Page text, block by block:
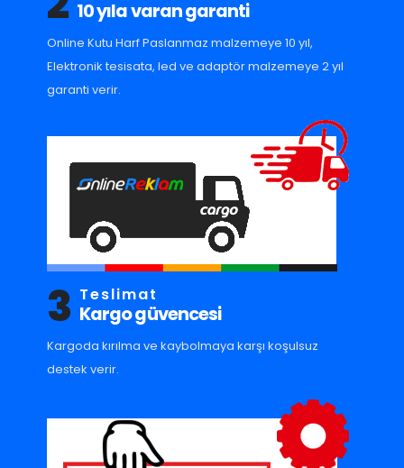
10 yıla varan garanti
Online Kutu Harf Paslanmaz malzemeye 10 yıl,
Elektronik tesisata, led ve adaptör malzemeye 2 yıl
garanti verir.
3 Teslimat
Kargo güvencesi
Kargoda kırılma ve kaybolmaya karşı koşulsuz
destek verir.